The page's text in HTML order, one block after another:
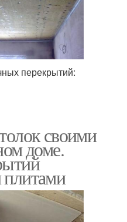
перекрытий:
своими
доме.